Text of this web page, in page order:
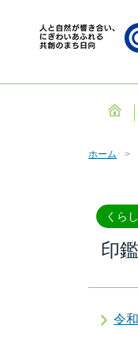
ホーム
くら
印
令